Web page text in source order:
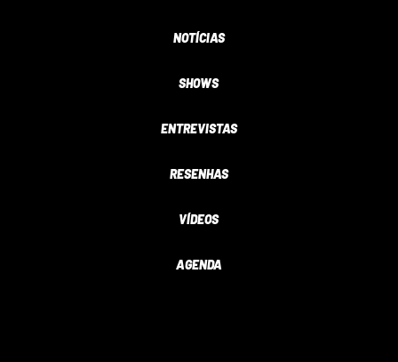
NOTÍCIAS
SHOWS
ENTREVISTAS
RESENHAS
VÍDEOS
AGENDA